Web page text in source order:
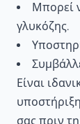
Μπορεί
γλυκόζης.
Είναι
σας πριν